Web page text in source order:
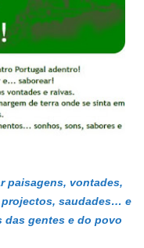
paisagens, vontades,
saudades… e
das gentes e do povo